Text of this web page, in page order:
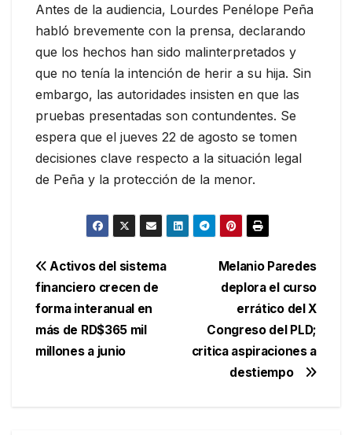
Antes de la audiencia, Lourdes Penélope Peña
habló brevemente con la prensa, declarando
que los hechos han sido malinterpretados y
que no tenía la intención de herir a su hija. Sin
embargo, las autoridades insisten en que las
pruebas presentadas son contundentes. Se
espera que el jueves 22 de agosto se tomen
decisiones clave respecto a la situación legal
de Peña y la protección de la menor.
Navegación
de
entradas
Melanio Paredes
deplora el curso
errático del X
Congreso del PLD;
critica aspiraciones a
destiempo
Activos del sistema
financiero crecen de
forma interanual en
más de RD$365 mil
millones a junio